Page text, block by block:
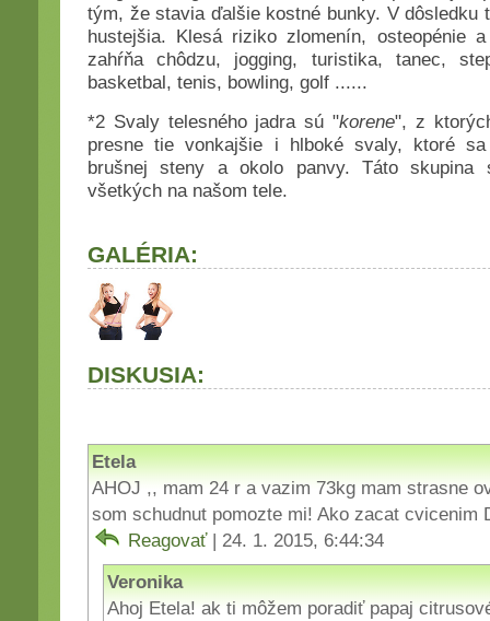
tým, že stavia ďalšie kostné bunky. V dôsledku
hustejšia. Klesá riziko zlomenín, osteopénie a
zahŕňa chôdzu, jogging, turistika, tanec,
basketbal, tenis, bowling, golf ......
*2 Svaly telesného jadra sú "korene", z
presne tie vonkajšie i hlboké svaly, ktoré sa
brušnej steny a okolo panvy. Táto skupina
všetkých na našom tele.
GALÉRIA:
DISKUSIA:
Etela
AHOJ ,, mam 24 r a vazim 73kg mam strasne
som schudnut pomozte mi! Ako zacat cvicenim
Reagovať | 24. 1. 2015, 6:44:34
Veronika
Ahoj Etela! ak ti môžem poradiť papaj